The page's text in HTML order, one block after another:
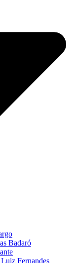
Badaró
Fernandes